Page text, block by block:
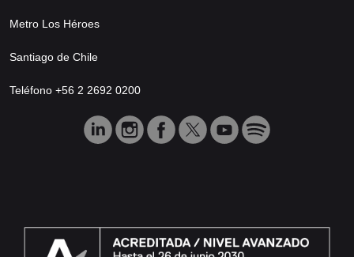
Metro Los Héroes
Santiago de Chile
Teléfono +56 2 2692 0200